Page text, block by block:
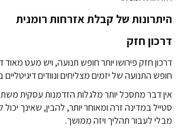
היתרונות של קבלת אזרחות רומנית
דרכון חזק
דרכון חזק פירושו יותר חופש תנועה, ויש מעט
חופש התנועה של יזמים מצליחים ונוודים
אין דבר מתסכל יותר מלגלות הזדמנות עסקית
סטייל במדינה זרה ומאוחר יותר, להבין, שאינך
מבלי לעבור תהליך ויזה ממושך.